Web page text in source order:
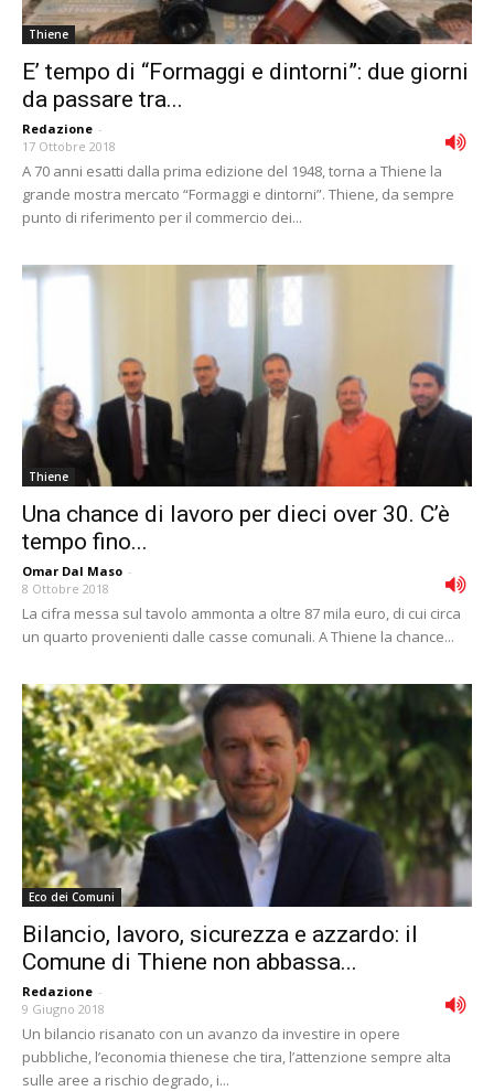
Thiene
E’ tempo di “Formaggi e dintorni”: due giorni
da passare tra...
Redazione -
17 Ottobre 2018
A 70 anni esatti dalla prima edizione del 1948, torna a Thiene la
grande mostra mercato “Formaggi e dintorni”. Thiene, da sempre
punto di riferimento per il commercio dei...
Thiene
Una chance di lavoro per dieci over 30. C’è
tempo fino...
Omar Dal Maso -
8 Ottobre 2018
La cifra messa sul tavolo ammonta a oltre 87 mila euro, di cui circa
un quarto provenienti dalle casse comunali. A Thiene la chance...
Eco dei Comuni
Bilancio, lavoro, sicurezza e azzardo: il
Comune di Thiene non abbassa...
Redazione -
9 Giugno 2018
Un bilancio risanato con un avanzo da investire in opere
pubbliche, l’economia thienese che tira, l’attenzione sempre alta
sulle aree a rischio degrado, i...